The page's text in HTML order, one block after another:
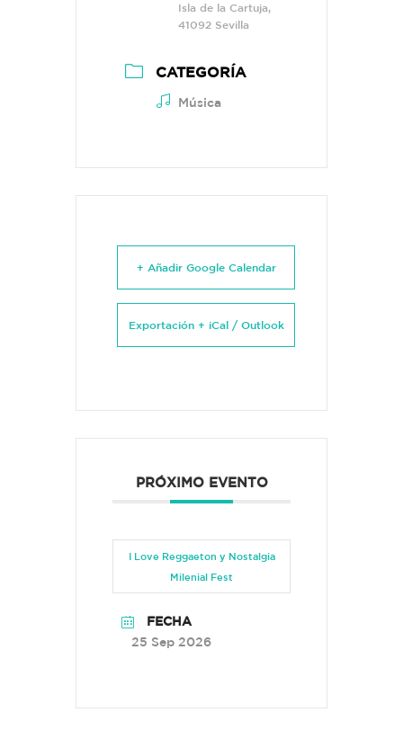
Isla de la Cartuja,
41092 Sevilla
CATEGORÍA
Música
+ Añadir Google Calendar
Exportación + iCal / Outlook
PRÓXIMO EVENTO
I Love Reggaeton y Nostalgia
Milenial Fest
FECHA
25 Sep 2026